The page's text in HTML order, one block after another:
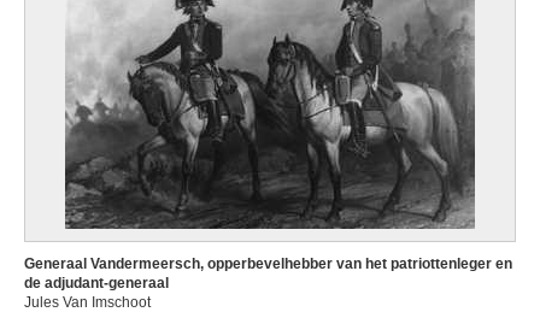
Generaal Vandermeersch, opperbevelhebber van het patriottenleger en
de adjudant-generaal
Jules Van Imschoot